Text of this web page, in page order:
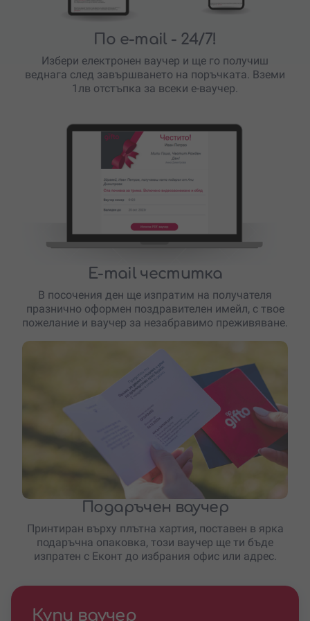
По e-mail - 24/7!
Избери електронен ваучер и ще го получиш
веднага след завършването на поръчката. Вземи
1лв отстъпка за всеки е-ваучер.
E-mail честитка
В посочения ден ще изпратим на получателя
празнично оформен поздравителен имейл, с твое
пожелание и ваучер за незабравимо преживяване.
Подаръчен ваучер
Принтиран върху плътна хартия, поставен в ярка
подаръчна опаковка, този ваучер ще ти бъде
изпратен с Еконт до избрания офис или адрес.
Купи ваучер